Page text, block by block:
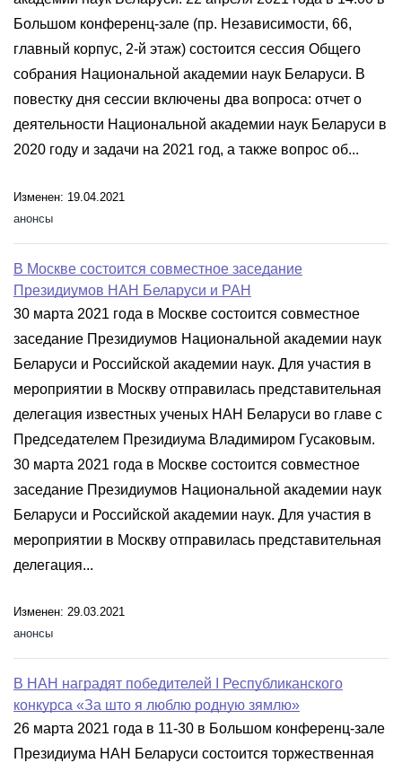
Большом конференц-зале (пр. Независимости, 66,
главный корпус, 2-й этаж) состоится сессия Общего
собрания Национальной академии наук Беларуси. В
повестку дня сессии включены два вопроса: отчет о
деятельности Национальной академии наук Беларуси в
2020 году и задачи на 2021 год, а также вопрос об...
Изменен: 19.04.2021
анонсы
В Москве состоится совместное заседание
Президиумов НАН Беларуси и РАН
30 марта 2021 года в Москве состоится совместное
заседание Президиумов Национальной академии наук
Беларуси и Российской академии наук. Для участия в
мероприятии в Москву отправилась представительная
делегация известных ученых НАН Беларуси во главе с
Председателем Президиума Владимиром Гусаковым.
30 марта 2021 года в Москве состоится совместное
заседание Президиумов Национальной академии наук
Беларуси и Российской академии наук. Для участия в
мероприятии в Москву отправилась представительная
делегация...
Изменен: 29.03.2021
анонсы
В НАН наградят победителей І Республиканского
конкурса «За што я люблю родную зямлю»
26 марта 2021 года в 11-30 в Большом конференц-зале
Президиума НАН Беларуси состоится торжественная